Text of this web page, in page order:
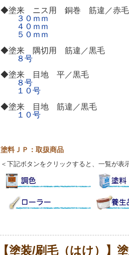
◆塗来 ニス用 銅巻 筋違／赤毛
３０ｍｍ
４０ｍｍ
５０ｍｍ
◆塗来 隅切用 筋違／黒毛
８号
◆塗来 目地 平／黒毛
８号
１０号
◆塗来 目地 筋違／黒毛
１０号
塗料ＪＰ：取扱商品
＜下記ボタンをクリックすると、一覧が表
【塗装/刷毛（はけ